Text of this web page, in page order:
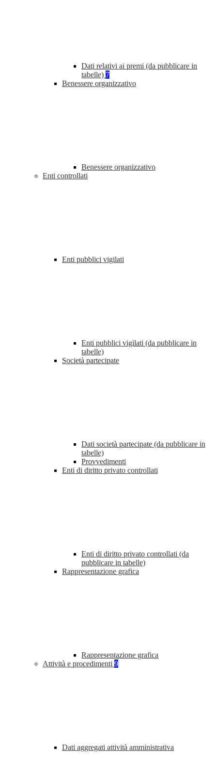
Dati relativi ai premi (da pubblicare in
tabelle) 7
Benessere organizzativo
Benessere organizzativo
Enti controllati
Enti pubblici vigilati
Enti pubblici vigilati (da pubblicare in
tabelle)
Società partecipate
Dati società partecipate (da pubblicare in
tabelle)
Provvedimenti
Enti di diritto privato controllati
Enti di diritto privato controllati (da
pubblicare in tabelle)
Rappresentazione grafica
Rappresentazione grafica
Attività e procedimenti 9
Dati aggregati attività amministrativa